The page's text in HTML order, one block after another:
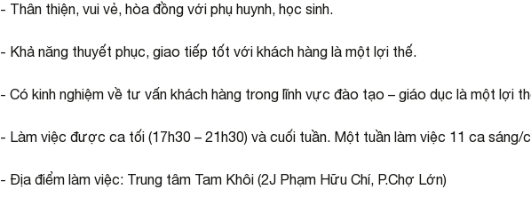
- Thân thiện, vui vẻ, hòa đồng với phụ huynh, học sinh.
- Khả năng thuyết phục, giao tiếp tốt với khách hàng là một lợi thế.
- Có kinh nghiệm về tư vấn khách hàng trong lĩnh vực đào tạo – giáo dục là một lợi
- Làm việc được ca tối (17h30 – 21h30) và cuối tuần. Một tuần làm việc 11 ca sáng/
- Địa điểm làm việc: Trung tâm Tam Khôi (2J Phạm Hữu Chí, P.Chợ Lớn)